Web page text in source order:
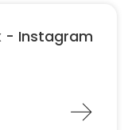
- Instagram